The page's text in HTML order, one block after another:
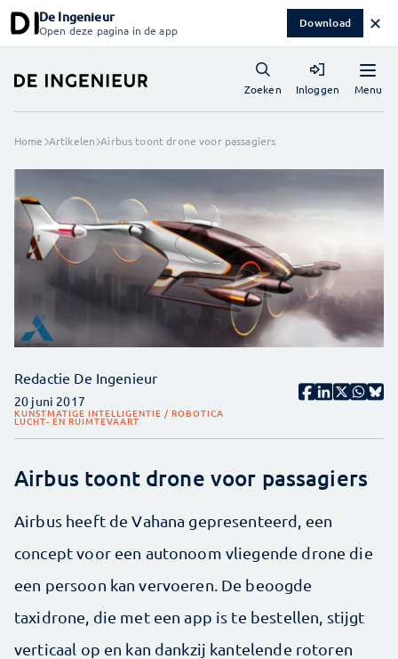
De Ingenieur
Open deze pagina in de app Download ✕
Menu
Zoeken Inloggen
Home Artikelen Airbus toont drone voor passagiers
Redactie De Ingenieur
20 juni 2017
KUNSTMATIGE INTELLIGENTIE / ROBOTICA
LUCHT- EN RUIMTEVAART
Airbus toont drone voor passagiers
Airbus heeft de Vahana gepresenteerd, een
concept voor een autonoom vliegende drone die
een persoon kan vervoeren. De beoogde
taxidrone, die met een app is te bestellen, stijgt
verticaal op en kan dankzij kantelende rotoren